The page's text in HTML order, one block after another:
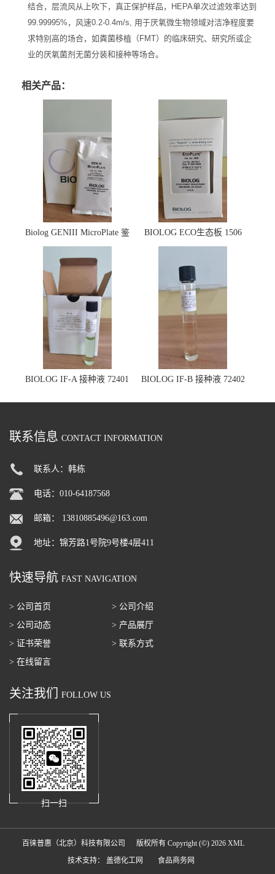
结合，层流风从上吹下，真正保护样品，HEPA单次过滤效率达到
99.99995%，风速0.2-0.4m/s, 用于厌氧微生物领域对洁净程度要
求特别高的场合，如粪菌移植（FMT）的临床研究、研究所或企
业的厌氧菌剂无菌分装和接种等场合。
相关产品：
Biolog GENIII MicroPlate 鉴
定板 1030
BIOLOG ECO生态板 1506
BIOLOG IF-A 接种液 72401 BIOLOG IF-B 接种液 72402
联系信息 CONTACT INFORMATION
联系人：韩栋
电话：010-64187568
邮箱： 13810885496@163.com
地址：锦芳路1号院9号楼4层411
快速导航 FAST NAVIGATION
> 公司首页
> 公司介绍
> 公司动态
> 产品展厅
> 证书荣誉
> 联系方式
> 在线留言
关注我们 FOLLOW US
扫一扫
百徕普惠（北京）科技有限公司 版权所有 Copyright (©) 2026 XML
技术支持： 盖德化工网 食品商务网